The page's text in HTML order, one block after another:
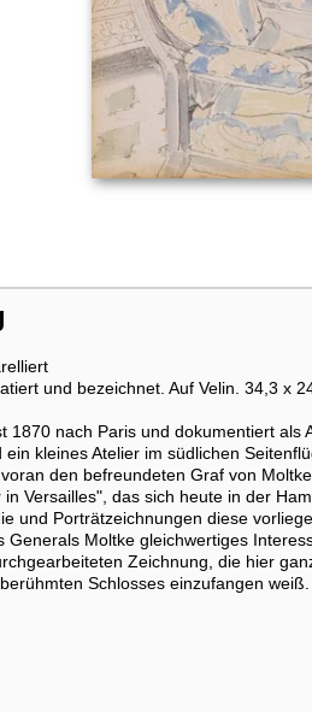
und bezeichnet. Auf Velin. 34,3 x
1870 nach Paris und dokumentiert als
kleines Atelier im südlichen
den befreundeten Graf von
Versailles", das sich heute in der
und Porträtzeichnungen diese
Moltke gleichwertiges
Zeichnung, die hier
Schlosses einzufangen weiß.